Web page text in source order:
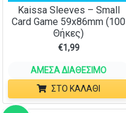
Kaissa Sleeves – Small
Card Game 59x86mm (100
Θήκες)
€1,99
ΆΜΕΣΑ ΔΙΑΘΈΣΙΜΟ
ΣΤΟ ΚΑΛΆΘΙ